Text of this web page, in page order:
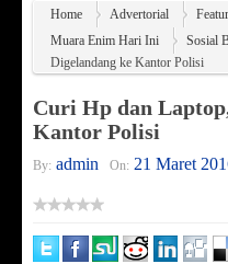
Home Advertorial
Muara Enim Hari Ini
Sosial
Digelandang ke Kantor Polisi
Curi Hp dan
Kantor Polisi
By: admin On: 21 Maret